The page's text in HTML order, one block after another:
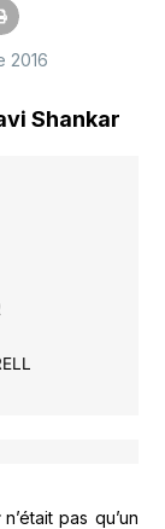
2016
Shankar
n’était pas qu’un